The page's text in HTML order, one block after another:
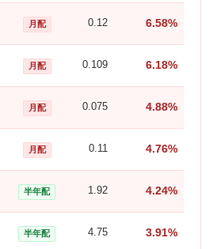
月配 0.12 6.58%
月配 0.109 6.18%
月配 0.075 4.88%
月配 0.11 4.76%
半年配 1.92 4.24%
半年配 4.75 3.91%